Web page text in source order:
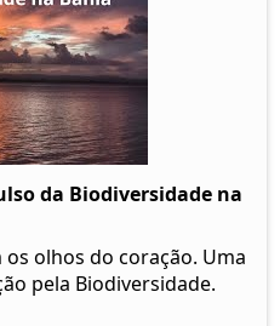
da Biodiversidade na
olhos do coração. Uma
pela Biodiversidade.